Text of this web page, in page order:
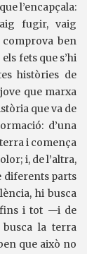
l’encapçala:
fugir, vaig
ben
fets que s’hi
històries de
que marxa
que va de
d’una
i comença
i, de l’altra,
diferents parts
hi busca
fins i tot —i de
la terra
que això no